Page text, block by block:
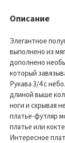
Описание
Элегантное
выполнено из
дополнено
который
Рукава 3/4 с
длиной выше
ноги и скрывая
платье-футляр
платье или
Интересное